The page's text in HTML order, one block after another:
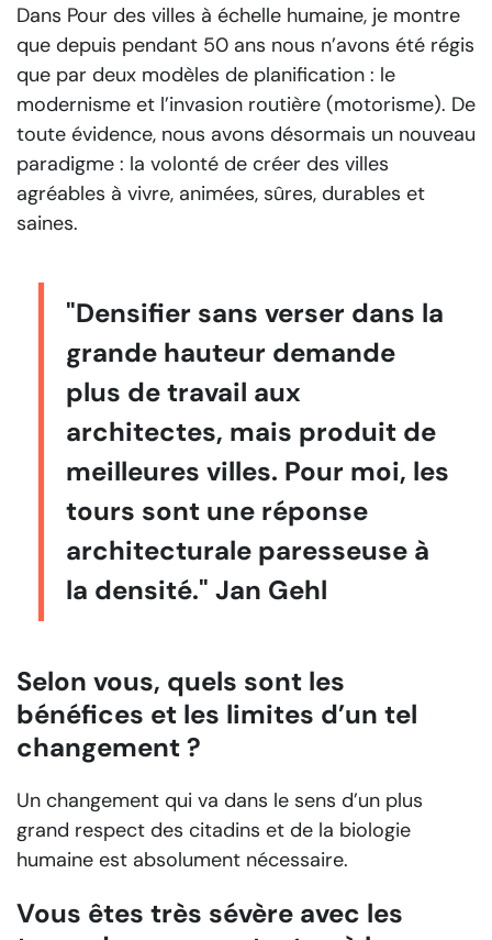
Dans Pour des villes à échelle humaine, je montre
que depuis pendant 50 ans nous n’avons été régis
que par deux modèles de planification : le
modernisme et l’invasion routière (motorisme). De
toute évidence, nous avons désormais un nouveau
paradigme : la volonté de créer des villes
agréables à vivre, animées, sûres, durables et
saines.
"Densifier sans verser dans la
grande hauteur demande
plus de travail aux
architectes, mais produit de
meilleures villes. Pour moi, les
tours sont une réponse
architecturale paresseuse à
la densité." Jan Gehl
Selon vous, quels sont les
bénéfices et les limites d’un tel
changement ?
Un changement qui va dans le sens d’un plus
grand respect des citadins et de la biologie
humaine est absolument nécessaire.
Vous êtes très sévère avec les